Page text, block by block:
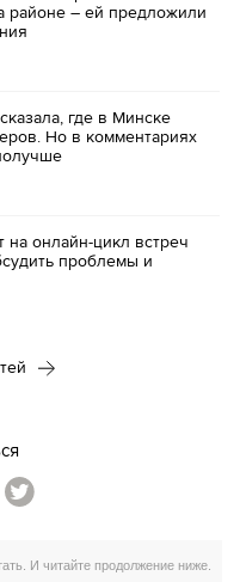
районе – ей предложили
где в Минске
Но в комментариях
на онлайн-цикл встреч
проблемы и